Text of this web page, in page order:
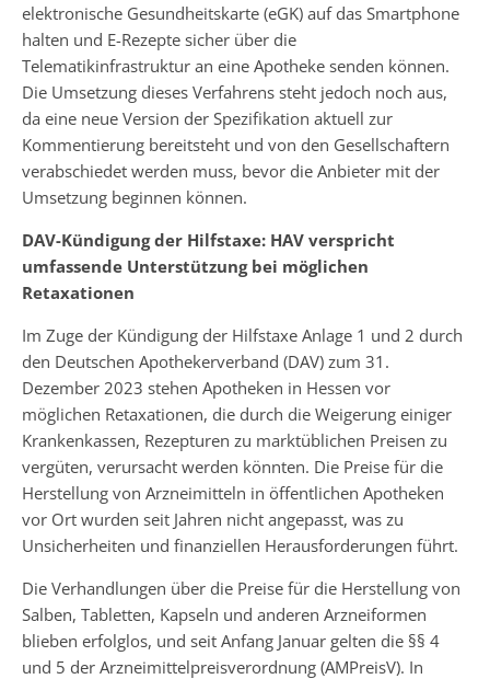
elektronische Gesundheitskarte (eGK) auf das Smartphone
halten und E-Rezepte sicher über die
Telematikinfrastruktur an eine Apotheke senden können.
Die Umsetzung dieses Verfahrens steht jedoch noch aus,
da eine neue Version der Spezifikation aktuell zur
Kommentierung bereitsteht und von den Gesellschaftern
verabschiedet werden muss, bevor die Anbieter mit der
Umsetzung beginnen können.
DAV-Kündigung der Hilfstaxe: HAV verspricht
umfassende Unterstützung bei möglichen
Retaxationen
Im Zuge der Kündigung der Hilfstaxe Anlage 1 und 2 durch
den Deutschen Apothekerverband (DAV) zum 31.
Dezember 2023 stehen Apotheken in Hessen vor
möglichen Retaxationen, die durch die Weigerung einiger
Krankenkassen, Rezepturen zu marktüblichen Preisen zu
vergüten, verursacht werden könnten. Die Preise für die
Herstellung von Arzneimitteln in öffentlichen Apotheken
vor Ort wurden seit Jahren nicht angepasst, was zu
Unsicherheiten und finanziellen Herausforderungen führt.
Die Verhandlungen über die Preise für die Herstellung von
Salben, Tabletten, Kapseln und anderen Arzneiformen
blieben erfolglos, und seit Anfang Januar gelten die §§ 4
und 5 der Arzneimittelpreisverordnung (AMPreisV). In